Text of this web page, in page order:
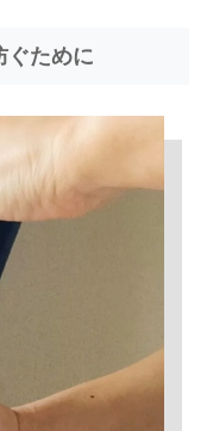
ぐために